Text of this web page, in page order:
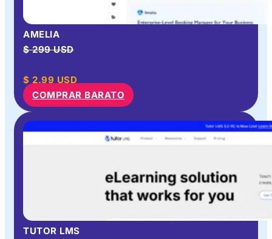
AMELIA
$ 299 USD
$ 2.99 USD
COMPRAR BARATO
TUTOR LMS